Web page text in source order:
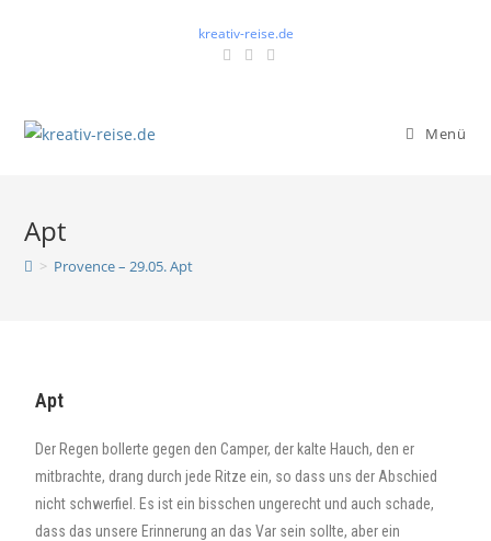
kreativ-reise.de
Menü
Apt
> Provence – 29.05. Apt
Apt
Der Regen bollerte gegen den Camper, der kalte Hauch, den er
mitbrachte, drang durch jede Ritze ein, so dass uns der Abschied
nicht schwerfiel. Es ist ein bisschen ungerecht und auch schade,
dass das unsere Erinnerung an das Var sein sollte, aber ein